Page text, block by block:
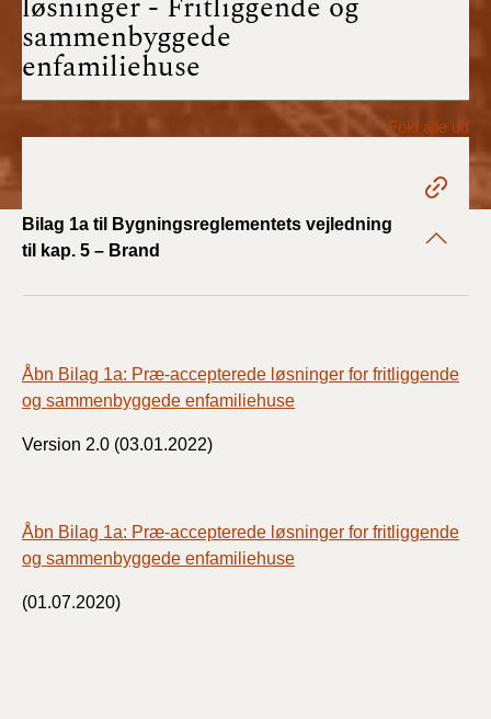
BR18 (17/9 - 31/12
2022)
BR18 (29/6 - 31/12
BR18 (1/7-31/12
BR18 (1/1-9/3 2020)
BR18 (4/7-31/12
sammenbyggede
enfamiliehuse
Fold alle ud
Bilag 1a til Bygningsreglementets vejledning
til kap. 5 – Brand
Åbn Bilag 1a: Præ-accepterede løsninger for fritliggende
og sammenbyggede enfamiliehuse
Version 2.0 (03.01.2022)
Åbn Bilag 1a: Præ-accepterede løsninger for fritliggende
og sammenbyggede enfamiliehuse
(01.07.2020)